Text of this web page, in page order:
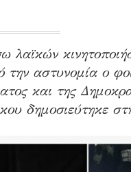
λαϊκών
την αστυνομία ο
και της
δημοσιεύτηκε